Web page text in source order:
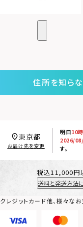
住所を知ら
明日10
2026/08/
す。
東京都
お届け先を変更
税込11,000円
送料と発送方法
クレジットカード他、様々な